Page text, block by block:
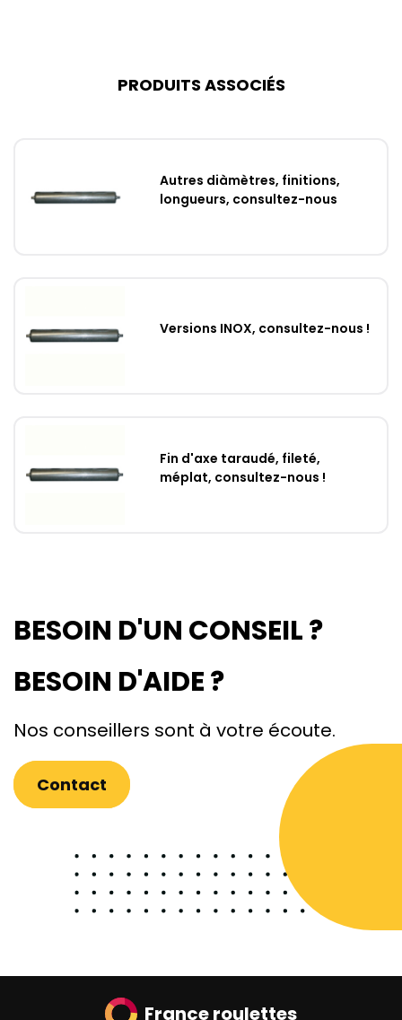
PRODUITS ASSOCIÉS
Autres diàmètres, finitions,
longueurs, consultez-nous
Versions INOX, consultez-nous !
Fin d'axe taraudé, fileté,
méplat, consultez-nous !
BESOIN D'UN CONSEIL ?
BESOIN D'AIDE ?
Nos conseillers sont à votre écoute.
Contact
France roulettes